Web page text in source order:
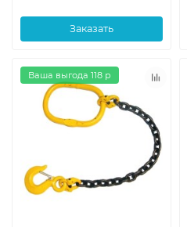
Заказать
Ваша выгода 118 р